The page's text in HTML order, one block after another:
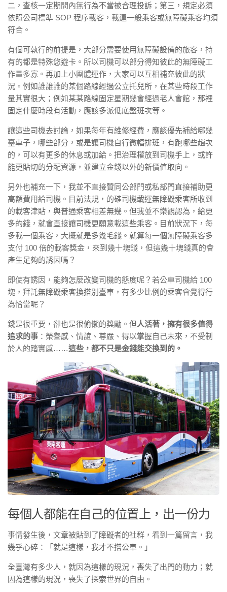
二，查核一定期間內無行為不當被合理投訴；第三，規定必須
依照公司標準 SOP 程序載客，載運一般乘客或無障礙乘客均須
符合。
有個可執行的前提是，大部分需要使用無障礙設備的旅客，持
有的都是特殊悠遊卡。所以司機可以部分得知彼此的無障礙工
作量多寡。再加上小團體運作，大家可以互相補充彼此的狀
況。例如誰誰誰的某個路線經過公立托兒所，在某些時段工作
量其實很大；例如某某路線固定星期幾會經過老人會館，那裡
固定什麼時段有活動，應該多派低底盤班次等。
讓這些司機去討論，如果每年有維修經費，應該優先補給哪幾
臺車子，哪些部分，或是讓司機自行微幅排班，有跑哪些趟次
的，可以有更多的休息或加給。把治理權放到司機手上，或許
能更貼切的分配資源，並建立金錢以外的新價值取向。
另外也補充一下，我並不直接贊同公部門或私部門直接補助更
高額費用給司機。目前法規，的確司機載運無障礙乘客所收到
的載客津貼，與普通乘客相差無幾。但我並不樂觀認為，給更
多的錢，就會直接讓司機更願意載這些乘客。目前狀況下，每
多載一個乘客，大概就是多幾毛錢。就算每一個無障礙乘客多
支付 100 倍的載客獎金，來到幾十塊錢，但這幾十塊錢真的會
產生足夠的誘因嗎？
即使有誘因，能夠怎麼改變司機的態度呢？若公車司機給 100
塊，拜託無障礙乘客換搭別臺車，有多少比例的乘客會覺得行
為恰當呢？
錢是很重要，卻也是很偷懶的獎勵。但人活著，擁有很多值得
追求的事 ：榮譽感、情誼、尊嚴、得以掌握自己未來，不受制
於人的踏實感……這些，都不只是金錢能交換到的。
每個人都能在自己的位置上，出一份力
事情發生後，文章被貼到了障礙者的社群，看到一篇留言，我
幾乎心碎：「就是這樣，我才不搭公車。」
全臺灣有多少人，就因為這樣的現況，喪失了出門的動力；就
因為這樣的現況，喪失了探索世界的自由。